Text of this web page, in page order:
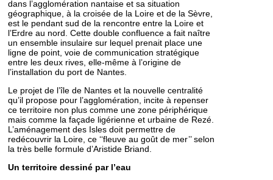
dans l’agglomération nantaise et sa situation
géographique, à la croisée de la Loire et de la Sèvre,
est le pendant sud de la rencontre entre la Loire et
l’Erdre au nord. Cette double confluence a fait naître
un ensemble insulaire sur lequel prenait place une
ligne de point, voie de communication stratégique
entre les deux rives, elle-même à l’origine de
l’installation du port de Nantes.
Le projet de l’île de Nantes et la nouvelle centralité
qu’il propose pour l’agglomération, incite à repenser
ce territoire non plus comme une zone périphérique
mais comme la façade ligérienne et urbaine de Rezé.
L’aménagement des Isles doit permettre de
redécouvrir la Loire, ce ‘‘fleuve au goût de mer’’ selon
la très belle formule d’Aristide Briand.
Un territoire dessiné par l’eau